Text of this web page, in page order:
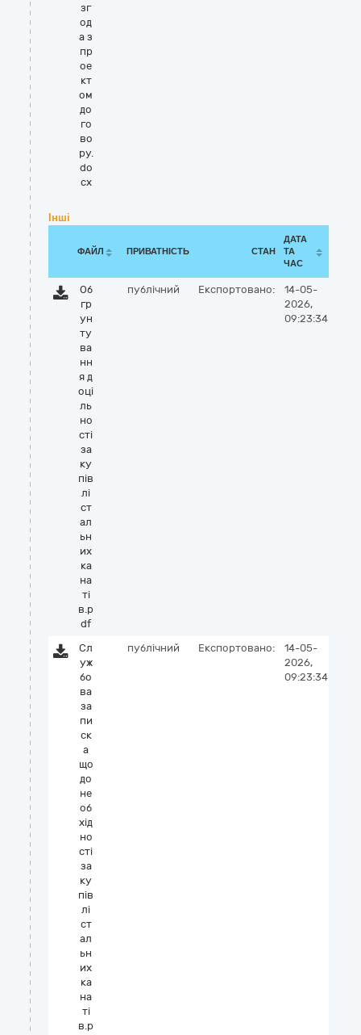
зг
од
а з
пр
ое
кт
ом
до
го
во
ру.
do
cx
Інші
ФАЙЛ ПРИВАТНІСТЬ СТАН
ДАТА
ТА
ЧАС
Об
гр
ун
ту
ва
нн
я д
оці
ль
но
сті
за
ку
пів
лі
ст
ал
ьн
их
ка
на
ті
в.p
df
публічний Експортовано:
14-05-
2026,
09:23:34
Сл
уж
бо
ва
за
пи
ск
а
що
до
не
об
хід
но
сті
за
ку
пів
лі
ст
ал
ьн
их
ка
на
ті
в.p
публічний Експортовано:
14-05-
2026,
09:23:34